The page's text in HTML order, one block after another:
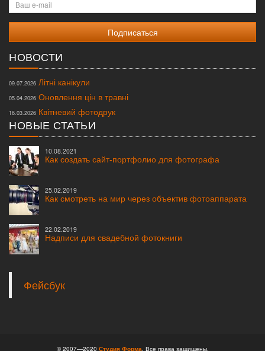
e-
mail
НОВОСТИ
09.07.2026 Літні канікули
05.04.2026 Оновлення цін в травні
16.03.2026 Квітневий фотодрук
НОВЫЕ СТАТЬИ
10.08.2021
Как создать сайт-портфолио для фотографа
25.02.2019
Как смотреть на мир через объектив фотоаппарата
22.02.2019
Надписи для свадебной фотокниги
Фейсбук
© 2007—2020 Студия Форма. Все права защищены.